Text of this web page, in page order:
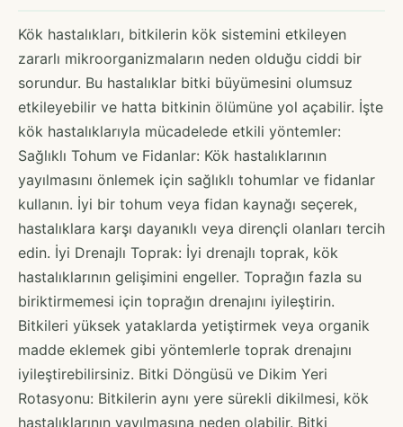
Kök hastalıkları, bitkilerin kök sistemini etkileyen
zararlı mikroorganizmaların neden olduğu ciddi bir
sorundur. Bu hastalıklar bitki büyümesini olumsuz
etkileyebilir ve hatta bitkinin ölümüne yol açabilir. İşte
kök hastalıklarıyla mücadelede etkili yöntemler:
Sağlıklı Tohum ve Fidanlar: Kök hastalıklarının
yayılmasını önlemek için sağlıklı tohumlar ve fidanlar
kullanın. İyi bir tohum veya fidan kaynağı seçerek,
hastalıklara karşı dayanıklı veya dirençli olanları tercih
edin. İyi Drenajlı Toprak: İyi drenajlı toprak, kök
hastalıklarının gelişimini engeller. Toprağın fazla su
biriktirmemesi için toprağın drenajını iyileştirin.
Bitkileri yüksek yataklarda yetiştirmek veya organik
madde eklemek gibi yöntemlerle toprak drenajını
iyileştirebilirsiniz. Bitki Döngüsü ve Dikim Yeri
Rotasyonu: Bitkilerin aynı yere sürekli dikilmesi, kök
hastalıklarının yayılmasına neden olabilir. Bitki